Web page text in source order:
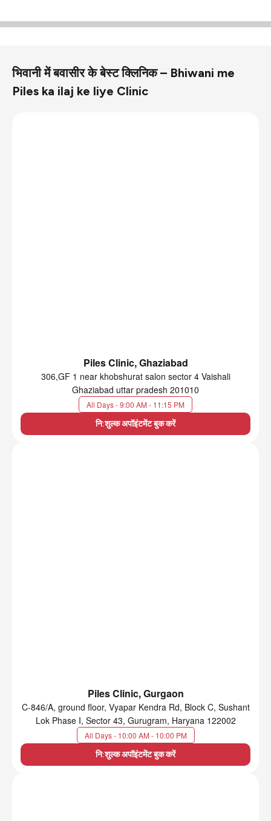
भिवानी में बवासीर के बेस्ट क्लिनिक – Bhiwani me
Piles ka ilaj ke liye Clinic
Piles Clinic, Ghaziabad
306,GF 1 near khobshurat salon sector 4 Vaishali
Ghaziabad uttar pradesh 201010
All Days - 9:00 AM - 11:15 PM
नि:शुल्क अपॉइंटमेंट बुक करें
Piles Clinic, Gurgaon
C-846/A, ground floor, Vyapar Kendra Rd, Block C, Sushant
Lok Phase I, Sector 43, Gurugram, Haryana 122002
All Days - 10:00 AM - 10:00 PM
नि:शुल्क अपॉइंटमेंट बुक करें